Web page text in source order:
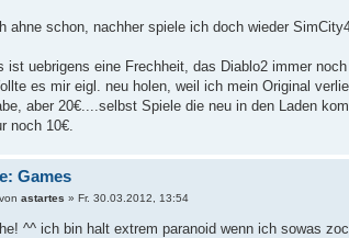
ahne schon, nachher spiele ich doch wieder
ist uebrigens eine Frechheit, das Diablo2 immer
es mir eigl. neu holen, weil ich mein Original
aber 20€....selbst Spiele die neu in den Laden
noch 10€.
Games
von astartes » Fr. 30.03.2012, 13:54
^^ ich bin halt extrem paranoid wenn ich sowas